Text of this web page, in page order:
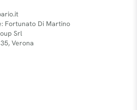
Fortunato Di Martino
Srl
Verona